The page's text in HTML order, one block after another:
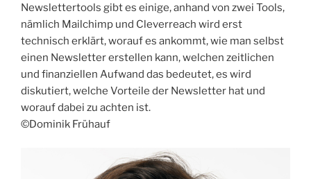
Newslettertools gibt es einige, anhand von zwei Tools,
nämlich Mailchimp und Cleverreach wird erst
technisch erklärt, worauf es ankommt, wie man selbst
einen Newsletter erstellen kann, welchen zeitlichen
und finanziellen Aufwand das bedeutet, es wird
diskutiert, welche Vorteile der Newsletter hat und
worauf dabei zu achten ist.
©Dominik Frühauf